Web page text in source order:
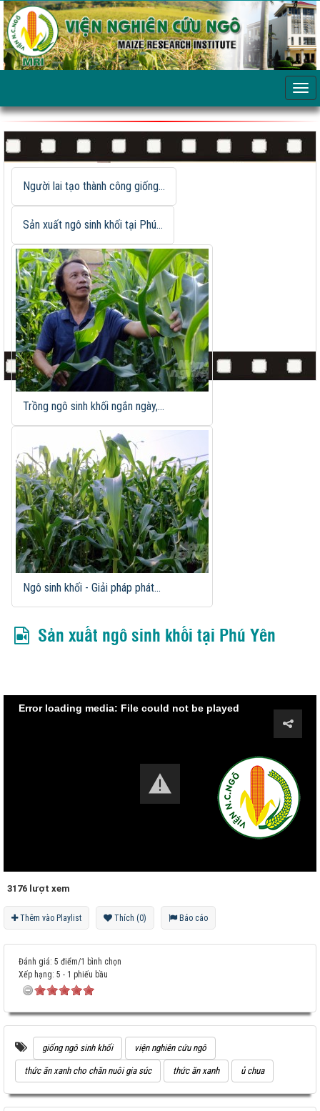
Người lai tạo thành công giống...
Sản xuất ngô sinh khối tại Phú...
Trồng ngô sinh khối ngắn ngày,...
Ngô sinh khối - Giải pháp phát...
Sản xuất ngô sinh khối tại Phú Yên
Error loading media: File could not be played
3176 lượt xem
Thêm vào Playlist Thích (0) Báo cáo
Đánh giá: 5 điểm/1 bình chọn
Xếp hạng: 5 - 1 phiếu bầu
giống ngô sinh khối viện nghiên cứu ngô
thức ăn xanh cho chăn nuôi gia súc thức ăn xanh ủ chua